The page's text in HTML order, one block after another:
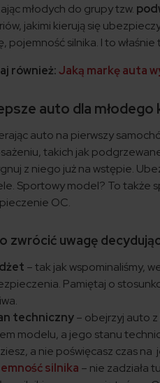
młodych do grupy tzw.
jakimi kierują się
pojemność silnika. I to
również:Jaką markę auta
auto dla
auto na pierwszy
takich jak
z niego już na wstępie.
Sportowy model? To także
OC.
zwrócić uwagę
– tak jak wspominaliśmy,
Pamiętaj o
techniczny– obejrzyj auto
modelu, a jego stanu
a nie poświęcasz czas na
silnika – nie zadziała